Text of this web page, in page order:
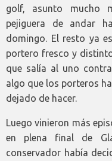
golf, asunto mucho
pejiguera de andar
domingo. El resto ya
portero fresco y
que salía al uno
algo que los porteros
dejado de hacer.
Luego vinieron más
en plena final de
conservador había